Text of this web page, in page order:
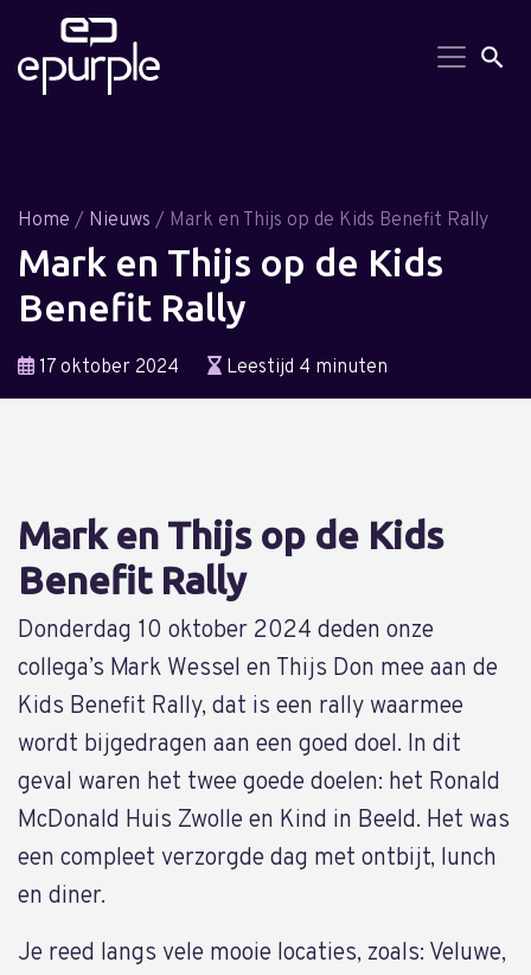
Home / Nieuws / Mark en Thijs op de Kids Benefit Rally
Mark en Thijs op de Kids
Benefit Rally
17 oktober 2024 Leestijd 4 minuten
Mark en Thijs op de Kids
Benefit Rally
Donderdag 10 oktober 2024 deden onze
collega’s Mark Wessel en Thijs Don mee aan de
Kids Benefit Rally, dat is een rally waarmee
wordt bijgedragen aan een goed doel. In dit
geval waren het twee goede doelen: het Ronald
McDonald Huis Zwolle en Kind in Beeld. Het was
een compleet verzorgde dag met ontbijt, lunch
en diner.
Je reed langs vele mooie locaties, zoals: Veluwe,